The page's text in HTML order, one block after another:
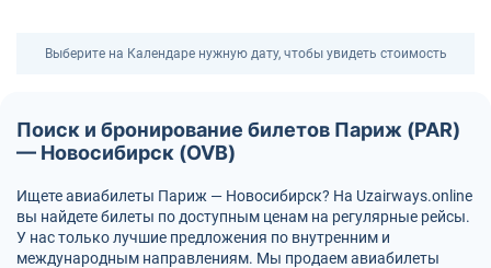
Выберите на Календаре нужную дату, чтобы увидеть стоимость
Поиск и бронирование билетов Париж (PAR)
— Новосибирск (OVB)
Ищете авиабилеты Париж — Новосибирск? На Uzairways.online
вы найдете билеты по доступным ценам на регулярные рейсы.
У нас только лучшие предложения по внутренним и
международным направлениям. Мы продаем авиабилеты